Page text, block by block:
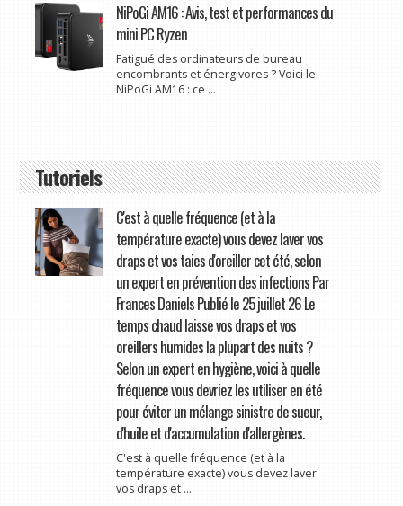
NiPoGi AM16 : Avis, test et performances du
mini PC Ryzen
Fatigué des ordinateurs de bureau
encombrants et énergivores ? Voici le
NiPoGi AM16 : ce ...
Tutoriels
C'est à quelle fréquence (et à la
température exacte) vous devez laver vos
draps et vos taies d'oreiller cet été, selon
un expert en prévention des infections Par
Frances Daniels Publié le 25 juillet 26 Le
temps chaud laisse vos draps et vos
oreillers humides la plupart des nuits ?
Selon un expert en hygiène, voici à quelle
fréquence vous devriez les utiliser en été
pour éviter un mélange sinistre de sueur,
d'huile et d'accumulation d'allergènes.
C'est à quelle fréquence (et à la
température exacte) vous devez laver
vos draps et ...